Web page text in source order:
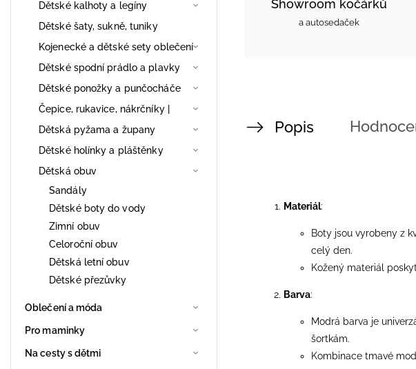
Dětské kalhoty a legíny
Dětské šaty, sukně, tuniky
Kojenecké a dětské sety oblečení
Dětské spodní prádlo a plavky
Dětské ponožky a punčocháče
Čepice, rukavice, nákrčníky |
Dětská pyžama a župany
Dětské holínky a pláštěnky
Dětská obuv
Sandály
Dětské boty do vody
Zimní obuv
Celoroční obuv
Dětská letní obuv
Dětské přezůvky
Oblečení a móda
Pro maminky
Na cesty s dětmi
Showroom kočárků
a autosedaček
Popis
Materiál:
Boty jsou vyrobeny z
celý den.
Kožený materiál
Barva:
Modrá barva je
šortkám.
Kombinace tmavé